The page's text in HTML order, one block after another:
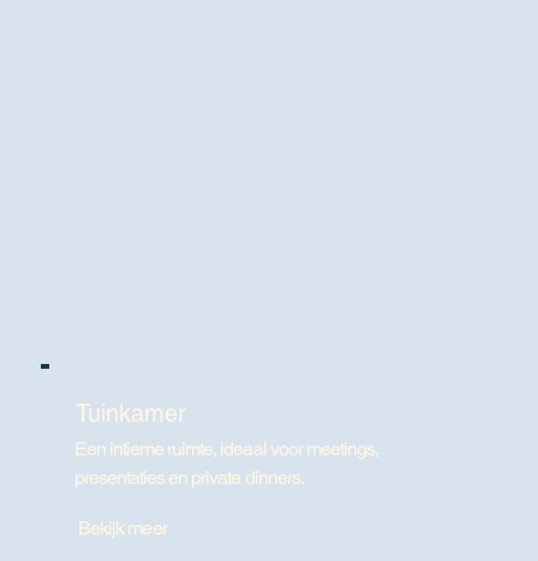
Tuinkamer
Een intieme ruimte, ideaal voor meetings,
presentaties en private dinners.
Bekijk meer